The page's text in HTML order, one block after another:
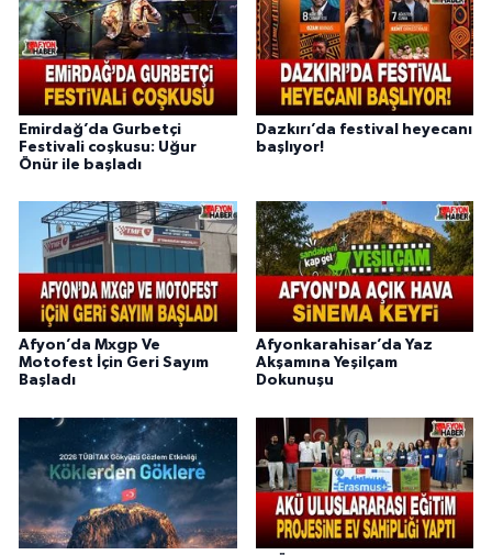
Emirdağ’da Gurbetçi
Festivali coşkusu: Uğur
Önür ile başladı
Dazkırı’da festival heyecanı
başlıyor!
Afyon’da Mxgp Ve
Motofest İçin Geri Sayım
Başladı
Afyonkarahisar’da Yaz
Akşamına Yeşilçam
Dokunuşu